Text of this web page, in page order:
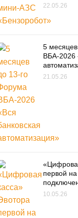
22.05.26
5
ВБА-2026
21.05.26
первой
10.05.26